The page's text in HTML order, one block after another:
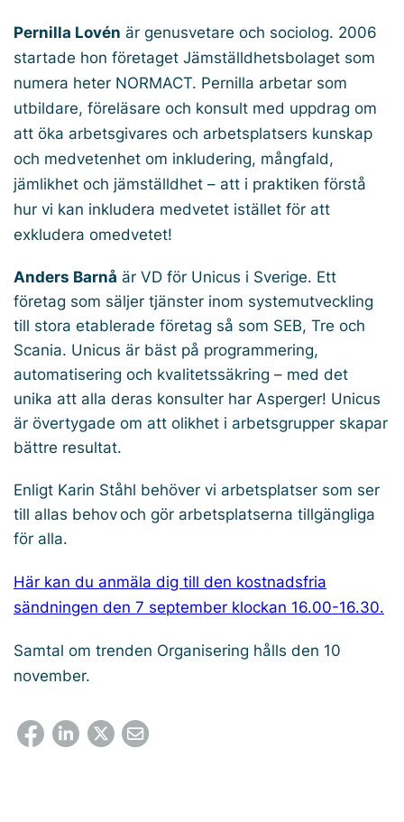
Pernilla Lovén är genusvetare och sociolog. 2006
startade hon företaget Jämställdhetsbolaget som
numera heter NORMACT. Pernilla arbetar som
utbildare, föreläsare och konsult med uppdrag om
att öka arbetsgivares och arbetsplatsers kunskap
och medvetenhet om inkludering, mångfald,
jämlikhet och jämställdhet – att i praktiken förstå
hur vi kan inkludera medvetet istället för att
exkludera omedvetet!
Anders Barnå är VD för Unicus i Sverige. Ett
företag som säljer tjänster inom systemutveckling
till stora etablerade företag så som SEB, Tre och
Scania. Unicus är bäst på programmering,
automatisering och kvalitetssäkring – med det
unika att alla deras konsulter har Asperger! Unicus
är övertygade om att olikhet i arbetsgrupper skapar
bättre resultat.
Enligt Karin Ståhl behöver vi arbetsplatser som ser
till allas behov och gör arbetsplatserna tillgängliga
för alla.
Här kan du anmäla dig till den kostnadsfria
sändningen den 7 september klockan 16.00-16.30.
Samtal om trenden Organisering hålls den 10
november.